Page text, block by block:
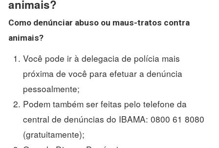
animais?
Como denúnciar abuso ou maus-tratos contra
animais?
Você pode ir à delegacia de polícia mais
próxima de você para efetuar a denúncia
pessoalmente;
Podem também ser feitas pelo telefone da
central de denúncias do IBAMA: 0800 61 8080
(gratuitamente);